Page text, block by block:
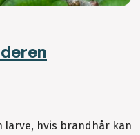
larve, hvis brandhår kan